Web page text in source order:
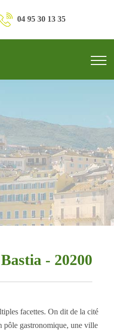
04 95 30 13 35
- 20200
facettes. On dit de la cité
pôle gastronomique, une ville